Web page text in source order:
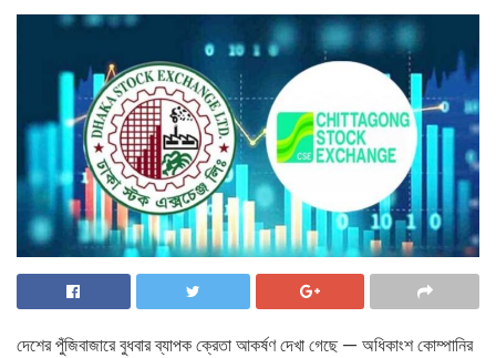
দেশের পুঁজিবাজারে বুধবার ব্যাপক ক্রেতা আকর্ষণ দেখা গেছে — অধিকাংশ কোম্পানির